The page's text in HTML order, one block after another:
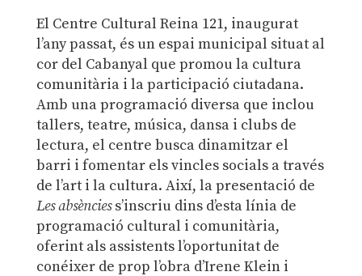
El Centre Cultural Reina 121, inaugurat
l’any passat, és un espai municipal situat al
cor del Cabanyal que promou la cultura
comunitària i la participació ciutadana.
Amb una programació diversa que inclou
tallers, teatre, música, dansa i clubs de
lectura, el centre busca dinamitzar el
barri i fomentar els vincles socials a través
de l’art i la cultura. Així, la presentació de
Les absènciess’inscriu dins d’esta línia de
programació cultural i comunitària,
oferint als assistents l’oportunitat de
conéixer de prop l’obra d’Irene Klein i